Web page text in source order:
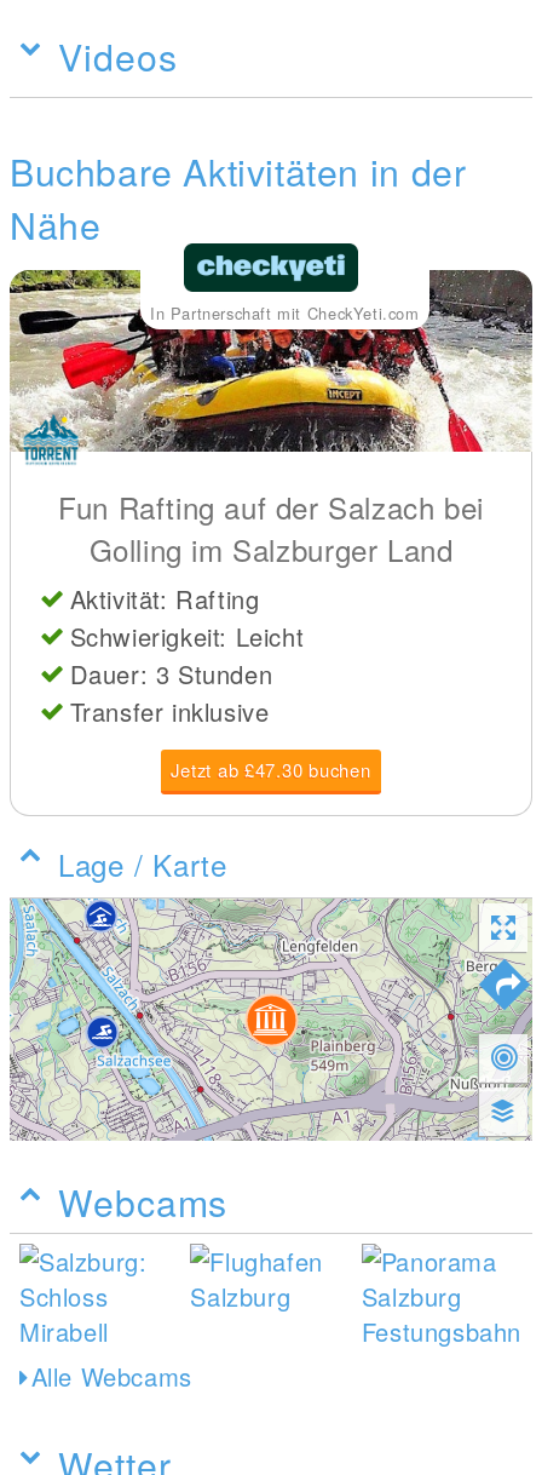
Videos
Buchbare Aktivitäten in der
Nähe
In Partnerschaft mit CheckYeti.com
Fun Rafting auf der Salzach bei
Golling im Salzburger Land
Aktivität: Rafting
Schwierigkeit: Leicht
Dauer: 3 Stunden
Transfer inklusive
Jetzt ab £47.30 buchen
Lage / Karte
Webcams
Alle Webcams
Wetter